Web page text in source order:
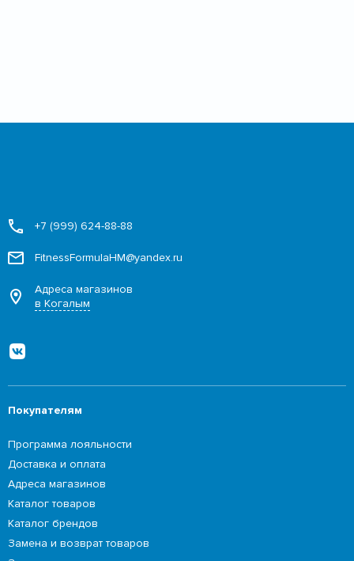
+7 (999) 624-88-88
FitnessFormulaHM@yandex.ru
Адреса магазинов
в Когалым
Покупателям
Программа лояльности
Доставка и оплата
Адреса магазинов
Каталог товаров
Каталог брендов
Замена и возврат товаров